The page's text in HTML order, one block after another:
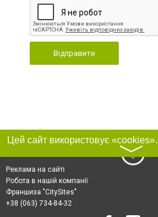
Відправити
〉
Реклама на сайті
Робота в нашій компанії
Франшиза "CitySites"
+38 (063) 734-84-32